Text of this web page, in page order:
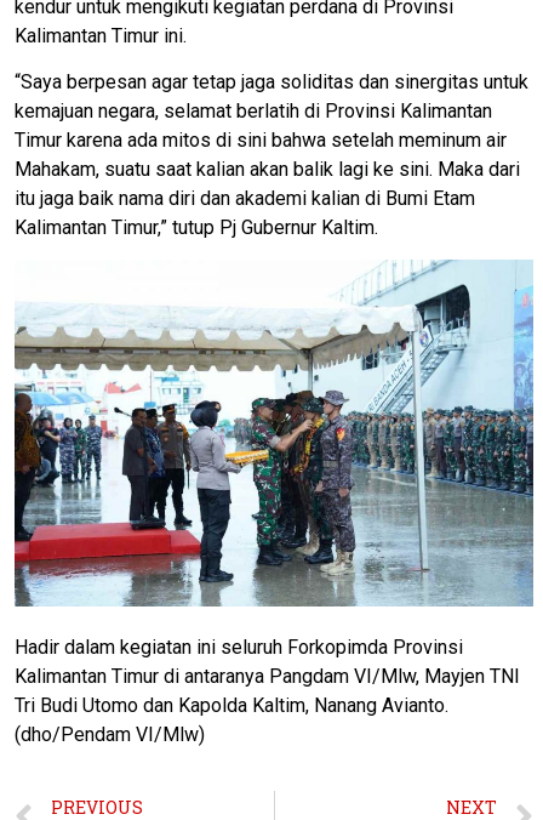
kendur untuk mengikuti kegiatan perdana di Provinsi
Kalimantan Timur ini.
“Saya berpesan agar tetap jaga soliditas dan sinergitas untuk
kemajuan negara, selamat berlatih di Provinsi Kalimantan
Timur karena ada mitos di sini bahwa setelah meminum air
Mahakam, suatu saat kalian akan balik lagi ke sini. Maka dari
itu jaga baik nama diri dan akademi kalian di Bumi Etam
Kalimantan Timur,” tutup Pj Gubernur Kaltim.
Hadir dalam kegiatan ini seluruh Forkopimda Provinsi
Kalimantan Timur di antaranya Pangdam VI/Mlw, Mayjen TNI
Tri Budi Utomo dan Kapolda Kaltim, Nanang Avianto.
(dho/Pendam VI/Mlw)
PREVIOUS NEXT